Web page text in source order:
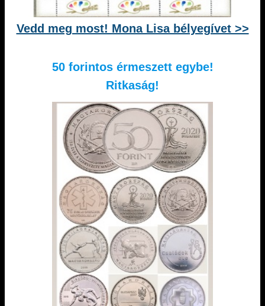
Vedd meg most! Mona Lisa bélyegívet >>
50 forintos érmeszett egybe!
Ritkaság!